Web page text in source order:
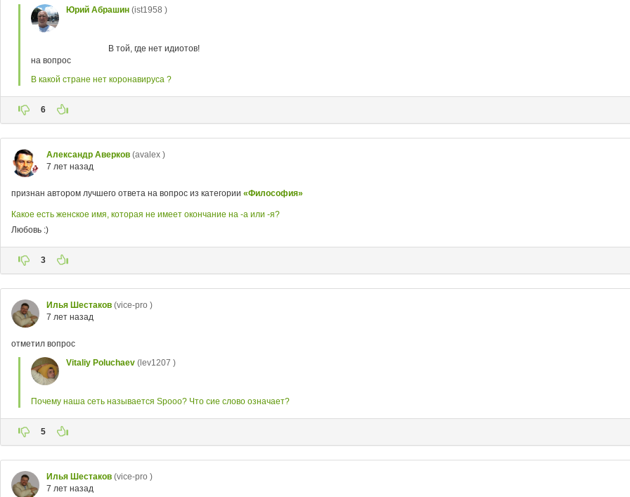
Юрий Абрашин (ist1958 )
В той, где нет идиотов!
на вопрос
В какой стране нет коронавируса ?
6
Александр Аверков (avalex )
7 лет назад
признан автором лучшего ответа на вопрос из категории «Философия»
Какое есть женское имя, которая не имеет окончание на -а или -я?
Любовь :)
3
Илья Шестаков (vice-pro )
7 лет назад
отметил вопрос
Vitaliy Poluchaev (lev1207 )
Почему наша сеть называется Spooo? Что сие слово означает?
5
Илья Шестаков (vice-pro )
7 лет назад